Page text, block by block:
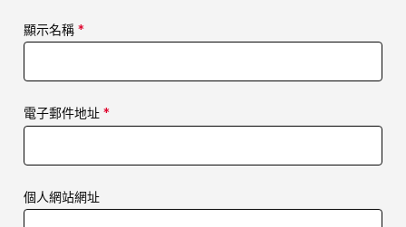
顯示名稱 *
電子郵件地址 *
個人網站網址